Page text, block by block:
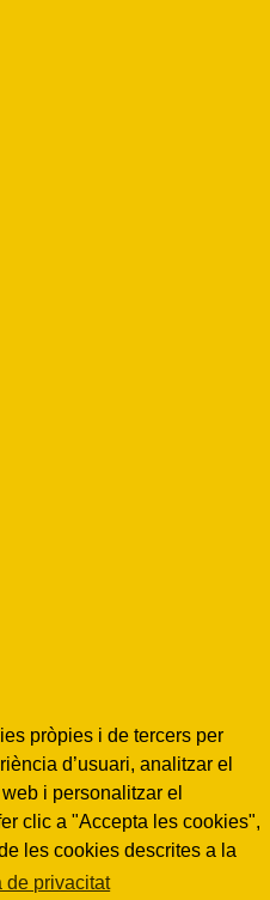
pròpies i de tercers per
d’usuari, analitzar el
i personalitzar el
clic a "Accepta les cookies",
les cookies descrites a la
de privacitat